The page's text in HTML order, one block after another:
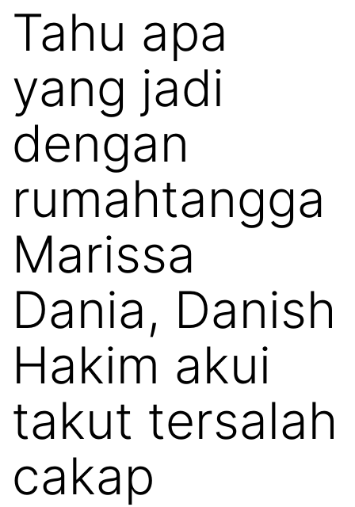
Tahu apa
yang jadi
dengan
rumahtangga
Marissa
Dania, Danish
Hakim akui
takut tersalah
cakap